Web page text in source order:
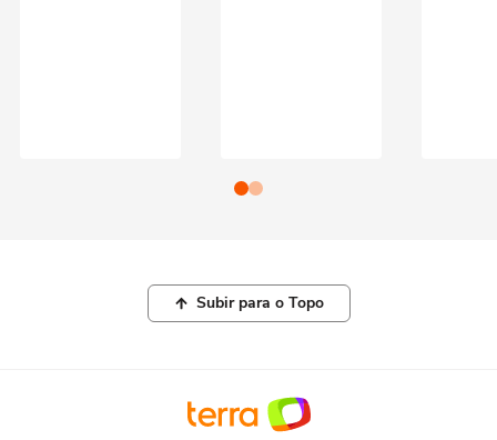
Subir para o Topo